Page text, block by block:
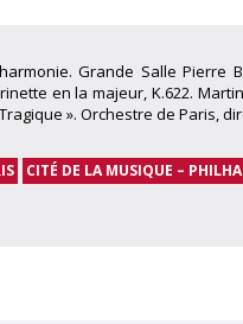
Grande Salle Pierre
en la majeur, K.622.
». Orchestre de Paris,
CITÉ DE LA MUSIQUE –